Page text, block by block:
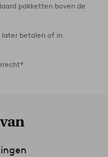
pakketten boven de
later betalen of in